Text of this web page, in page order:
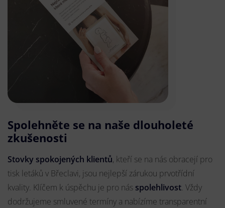
Spolehněte se na naše dlouholeté
zkušenosti
Stovky spokojených klientů, kteří se na nás obracejí pro
tisk letáků v Břeclavi, jsou nejlepší zárukou prvotřídní
kvality. Klíčem k úspěchu je pro nás spolehlivost. Vždy
dodržujeme smluvené termíny a nabízíme transparentní